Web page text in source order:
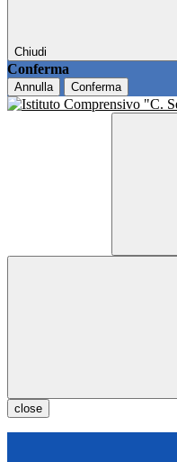
Chiudi
Conferma
Annulla Conferma
close